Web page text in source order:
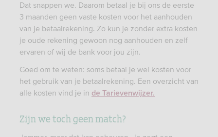
Dat snappen we. Daarom betaal je bij ons de eerste
3 maanden geen vaste kosten voor het aanhouden
van je betaalrekening. Zo kun je zonder extra kosten
je oude rekening gewoon nog aanhouden en zelf
ervaren of wij de bank voor jou zijn.​
Goed om te weten: soms betaal je wel kosten voor
het gebruik van je betaalrekening. Een overzicht van
alle kosten vind je in de Tarievenwijzer.
Zijn we toch geen match?